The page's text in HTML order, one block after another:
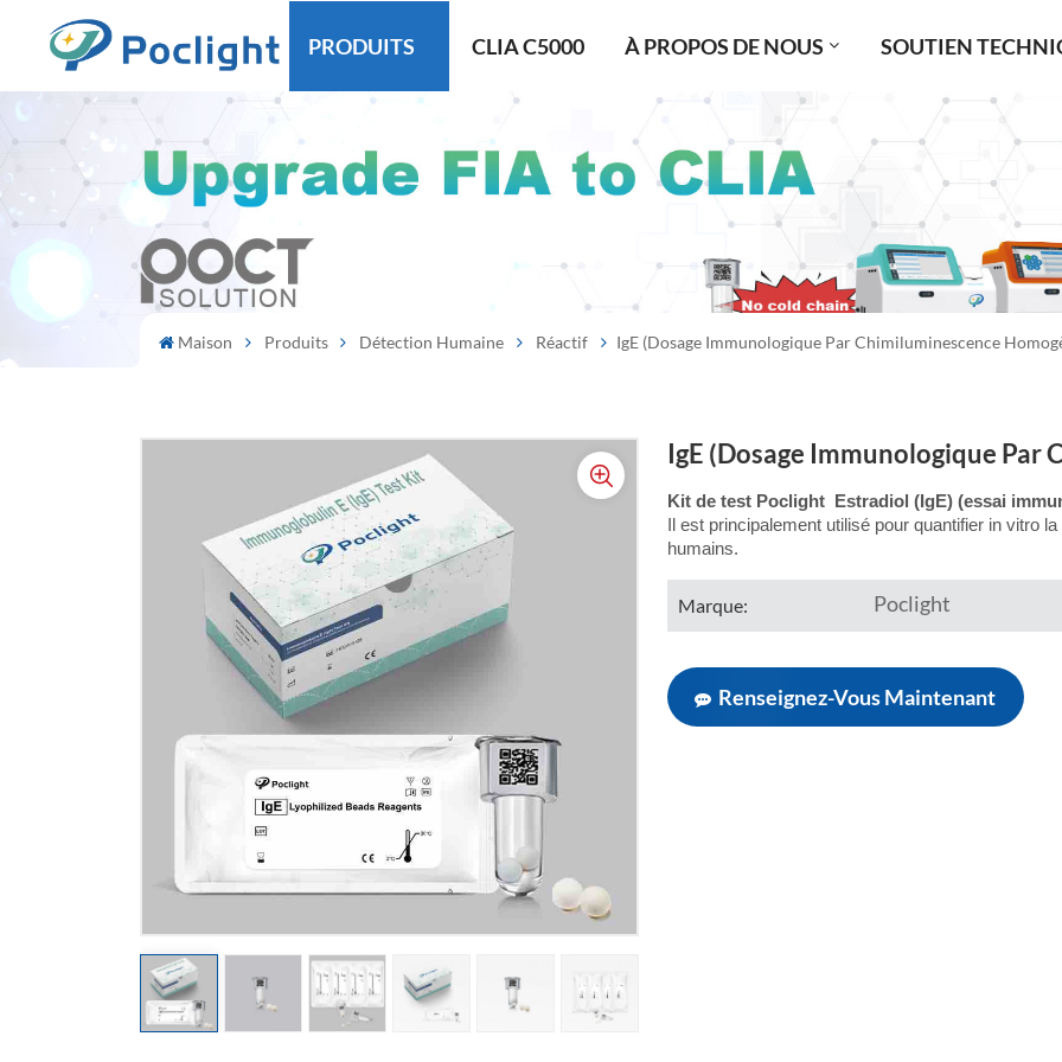
PRODUITS CLIA C5000 À PROPOS DE NOUS SOUTIEN
Maison Produits Détection Humaine Réactif IgE (dosage Immunologique Par Chimiluminescence
IgE (dosage Immunologique Par
Kit de test Poclight Estradiol (IgE) (essai
Il est principalement utilisé pour quantifier in vitro
humains.
Marque: Poclight
Renseignez-Vous Maintenant